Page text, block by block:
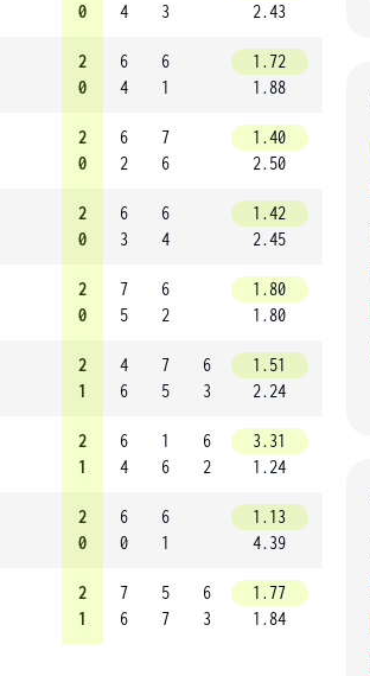
0
4
3
2.43
2
0
6
4
6
1
1.72
1.88
2
0
6
2
7
6
1.40
2.50
2
0
6
3
6
4
1.42
2.45
2
0
7
5
6
2
1.80
1.80
2
1
4
6
7
5
6
3
1.51
2.24
2
1
6
4
1
6
6
2
3.31
1.24
2
0
6
0
6
1
1.13
4.39
2
1
7
6
5
7
6
3
1.77
1.84